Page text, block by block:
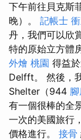
下午前往貝克斯
晚）。 記帳士
丹，我們可以欣
特的原始立方體
外燴 桃園 得益
Delfft。 然後，
Shelter（944
有一個很棒的全
一次的美國旅行
價格進行。 接骨